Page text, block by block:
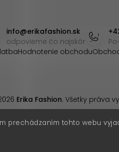
prechádzaním tohto webu
info@erikafashion.sk
odpovieme čo najskôr
Hodnotenie obchodu
Erika Fashion. Všetky práva